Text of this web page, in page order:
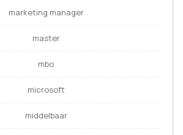
marketing manager
master
mbo
microsoft
middelbaar